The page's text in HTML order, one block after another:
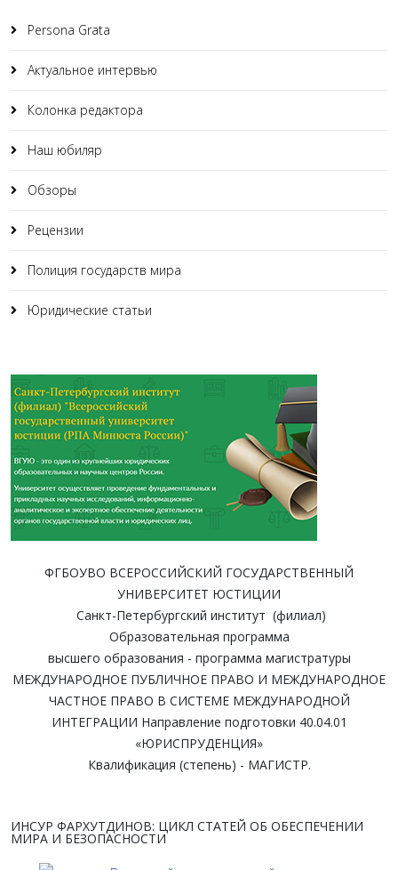
Persona Grata
Актуальное интервью
Колонка редактора
Наш юбиляр
Обзоры
Рецензии
Полиция государств мира
Юридические статьи
ФГБОУВО ВСЕРОССИЙСКИЙ ГОСУДАРСТВЕННЫЙ
УНИВЕРСИТЕТ ЮСТИЦИИ
Санкт-Петербургский институт (филиал)
Образовательная программа
высшего образования - программа магистратуры
МЕЖДУНАРОДНОЕ ПУБЛИЧНОЕ ПРАВО И МЕЖДУНАРОДНОЕ
ЧАСТНОЕ ПРАВО В СИСТЕМЕ МЕЖДУНАРОДНОЙ
ИНТЕГРАЦИИ Направление подготовки 40.04.01
«ЮРИСПРУДЕНЦИЯ»
Квалификация (степень) - МАГИСТР.
ИНСУР ФАРХУТДИНОВ: ЦИКЛ СТАТЕЙ ОБ ОБЕСПЕЧЕНИИ
МИРА И БЕЗОПАСНОСТИ